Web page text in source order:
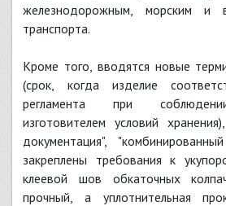
железнодорожным, морским и
транспорта.
Кроме того, вводятся новые
(срок, когда изделие
регламента при
изготовителем условий
документация",
закреплены требования к
клеевой шов обкаточных
прочный, а уплотнительная